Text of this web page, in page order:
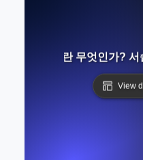
러티브 리뷰란 무엇인가? 서
View